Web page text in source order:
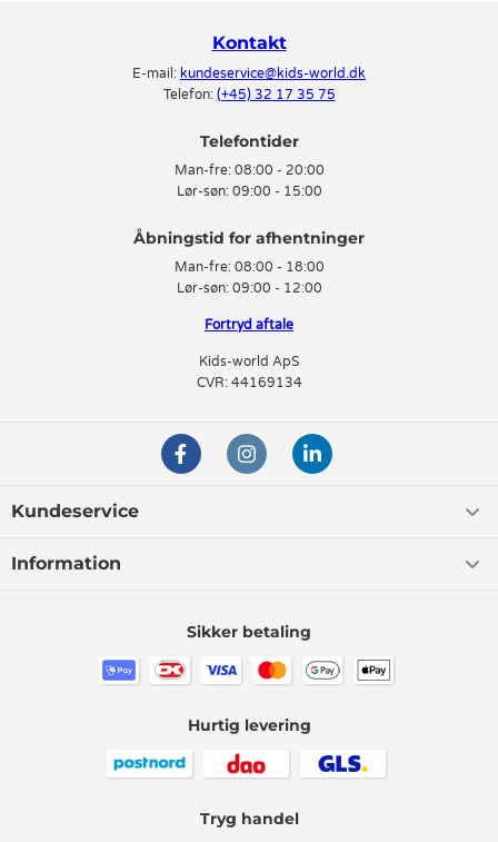
Kontakt
E-mail: kundeservice@kids-world.dk
Telefon: (+45) 32 17 35 75
Telefontider
Man-fre: 08:00 - 20:00
Lør-søn: 09:00 - 15:00
Man-fre: 08:00 - 18:00
Lør-søn: 09:00 - 12:00
Fortryd aftale
Kids-world ApS
CVR: 44169134
Kundeservice
Information
Sikker betaling
Hurtig levering
Tryg handel